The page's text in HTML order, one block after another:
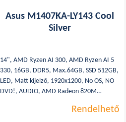
Asus M1407KA-LY143 Cool
Silver
14", AMD Ryzen AI 300, AMD Ryzen AI 5
330, 16GB, DDR5, Max.64GB, SSD 512GB,
LED, Matt kijelző, 1920x1200, No OS, NO
DVD!, AUDIO, AMD Radeon 820M
2xUSB Type-C, 1,46Kg, WEBCAM, HDMI,
Rendelhető